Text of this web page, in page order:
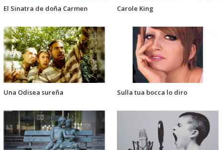
El Sinatra de doña Carmen Carole King
Una Odisea sureña Sulla tua bocca lo diro